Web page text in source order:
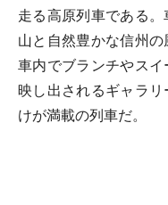
走る高原列車である
山と自然豊かな信州
車内でブランチやス
映し出されるギャラ
けが満載の列車だ。